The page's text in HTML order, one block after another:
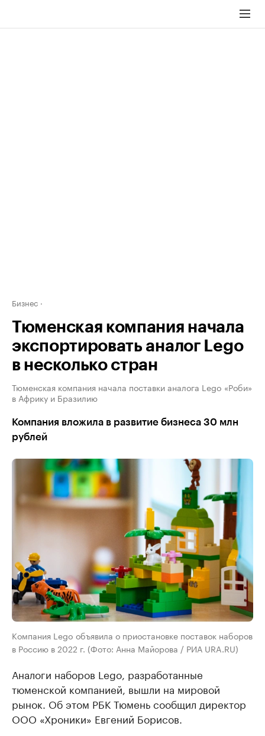
Бизнес
Тюменская компания начала
экспортировать аналог Lego
в несколько стран
Тюменская компания начала поставки аналога Lego «Роби»
в Африку и Бразилию
Компания вложила в развитие бизнеса 30 млн
рублей
Компания Lego объявила о приостановке поставок наборов
в Россию в 2022 г. (Фото: Анна Майорова / РИА URA.RU)
Аналоги наборов Lego, разработанные
тюменской компанией, вышли на мировой
рынок. Об этом РБК Тюмень сообщил директор
ООО «Хроники» Евгений Борисов.